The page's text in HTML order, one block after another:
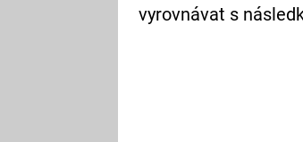
vyrovnávat s